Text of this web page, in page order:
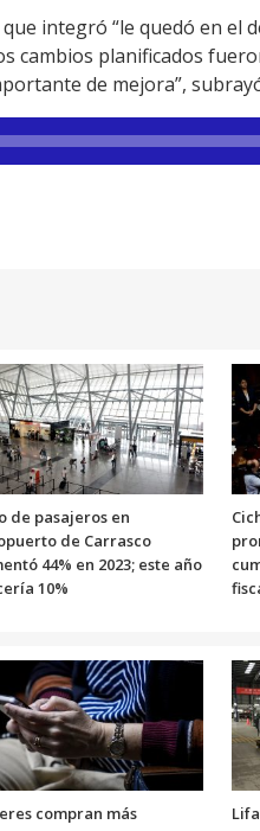
integró “le quedó en el
cambios planificados
de mejora”,
de pasajeros en
de Carrasco
44% en 2023; este año
10%
compran más